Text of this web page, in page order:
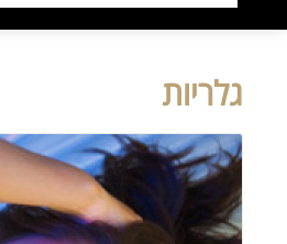
גלריות
כניסה לגלרייה